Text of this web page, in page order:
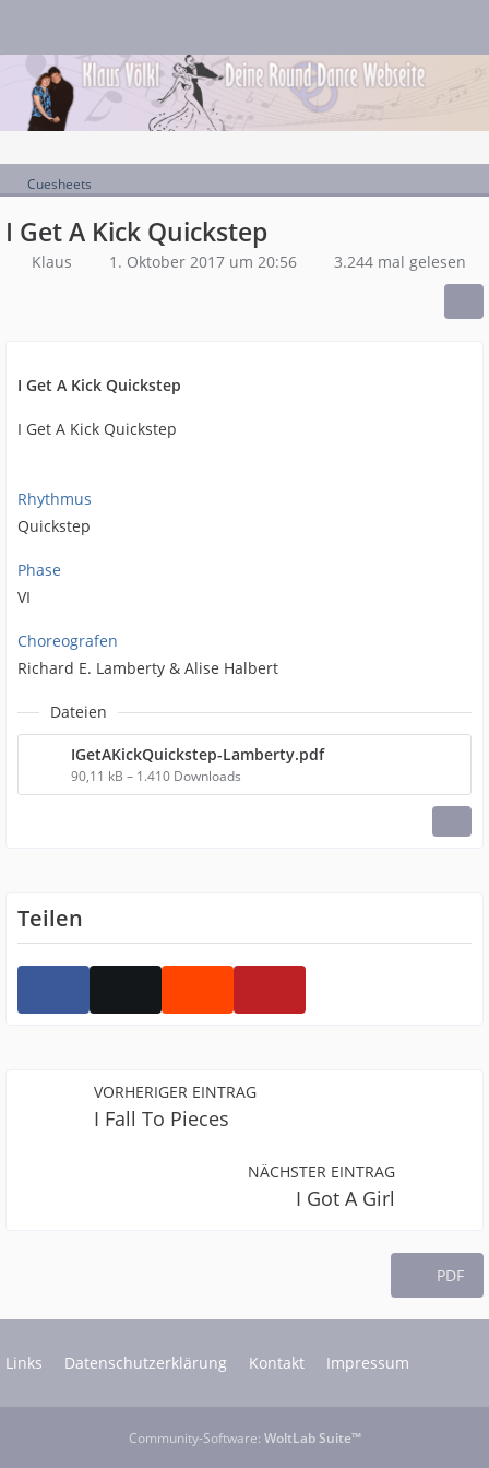
Cuesheets
I Get A Kick Quickstep
Klaus 1. Oktober 2017 um 20:56 3.244 mal gelesen
I Get A Kick Quickstep
I Get A Kick Quickstep
Rhythmus
Quickstep
Phase
VI
Choreografen
Richard E. Lamberty & Alise Halbert
Dateien
IGetAKickQuickstep-Lamberty.pdf
90,11 kB – 1.410 Downloads
Teilen
VORHERIGER EINTRAG
I Fall To Pieces
NÄCHSTER EINTRAG
I Got A Girl
PDF
Links Datenschutzerklärung Kontakt Impressum
Community-Software: WoltLab Suite™